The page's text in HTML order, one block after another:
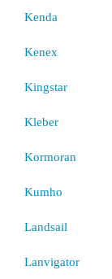
Kenda
Kenex
Kingstar
Kleber
Kormoran
Kumho
Landsail
Lanvigator